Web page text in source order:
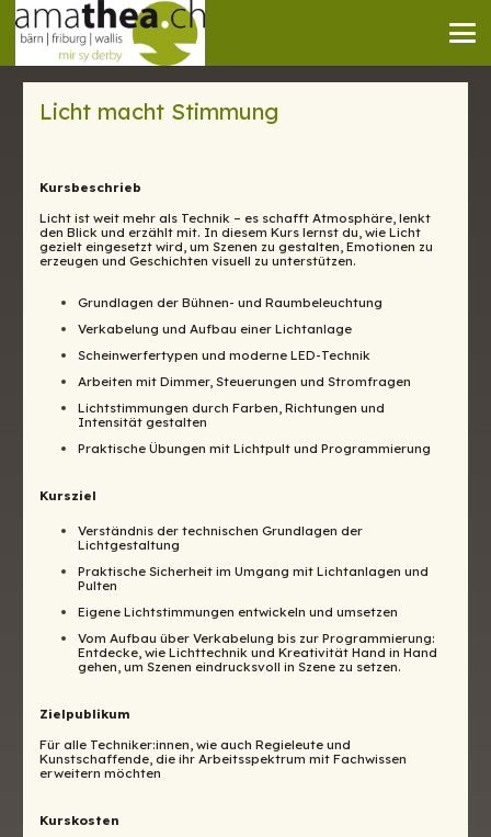
Licht macht Stimmung
Kursbeschrieb
Licht ist weit mehr als Technik – es schafft Atmosphäre, lenkt
den Blick und erzählt mit. In diesem Kurs lernst du, wie Licht
gezielt eingesetzt wird, um Szenen zu gestalten, Emotionen zu
erzeugen und Geschichten visuell zu unterstützen.
Grundlagen der Bühnen- und Raumbeleuchtung
Verkabelung und Aufbau einer Lichtanlage
Scheinwerfertypen und moderne LED-Technik
Arbeiten mit Dimmer, Steuerungen und Stromfragen
Lichtstimmungen durch Farben, Richtungen und
Intensität gestalten
Praktische Übungen mit Lichtpult und Programmierung
Kursziel
Verständnis der technischen Grundlagen der
Lichtgestaltung
Praktische Sicherheit im Umgang mit Lichtanlagen und
Pulten
Eigene Lichtstimmungen entwickeln und umsetzen
Vom Aufbau über Verkabelung bis zur Programmierung:
Entdecke, wie Lichttechnik und Kreativität Hand in Hand
gehen, um Szenen eindrucksvoll in Szene zu setzen.
Zielpublikum
Für alle Techniker:innen, wie auch Regieleute und
Kunstschaffende, die ihr Arbeitsspektrum mit Fachwissen
erweitern möchten
Kurskosten